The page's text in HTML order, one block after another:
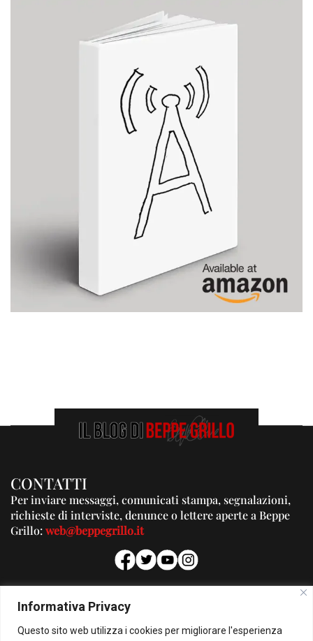
Informativa Privacy
Questo sito web utilizza i cookies per migliorare l'esperienza
CONTATTI
Per inviare messaggi, comunicati stampa, segnalazioni,
richieste di interviste, denunce o lettere aperte a Beppe
Grillo:web@beppegrillo.it
PUBBLICITA'
Per la tua pubblicità su questo Blog:
pubblicita@beppegrillo.it